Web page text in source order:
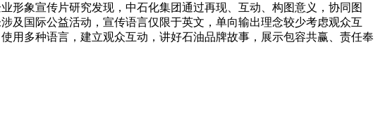
形象宣传片研究发现，中石化集团通过再现、互动、构图意义，协同图
及国际公益活动，宣传语言仅限于英文，单向输出理念较少考虑观众互
用多种语言，建立观众互动，讲好石油品牌故事，展示包容共赢、责任奉